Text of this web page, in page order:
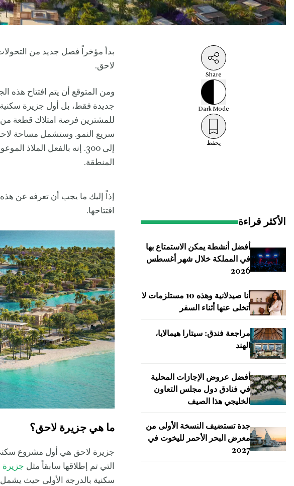
Share
DarkMode
يحفظ
الأكثر قراءة
أفضل أنشطة يمكن الاستمتاع بها
في المملكة خلال شهر أغسطس
2026
أنا صيدلانية وهذه 10 مستلزمات لا
أتخلى عنها أثناء السفر
مراجعة فندق: سيتارا هيمالايا،
الهند
أفضل عروض الإجازات المحلية
في فنادق دول مجلس التعاون
الخليجي هذا الصيف
جدة تستضيف النسخة الأولى من
معرض البحر الأحمر لليخوت في
2027
بدأ مؤخراً فصل جديد من
لاحق.
جديدة فقط، بل أول جزيرة
للمشترين فرصة امتلاك قطعة من
سريع النمو. وستشمل مساحة
إلى 300. إنه بالفعل
المنطقة.
إذاً إليك ما يجب أن تعرفه عن
افتتاحها.
ما هي جزيرة لاحق؟
جزيرة لاحق هي أول مشروع سكني
التي تم إطلاقها سابقاً مثل
سكنية بالدرجة الأولى حيث